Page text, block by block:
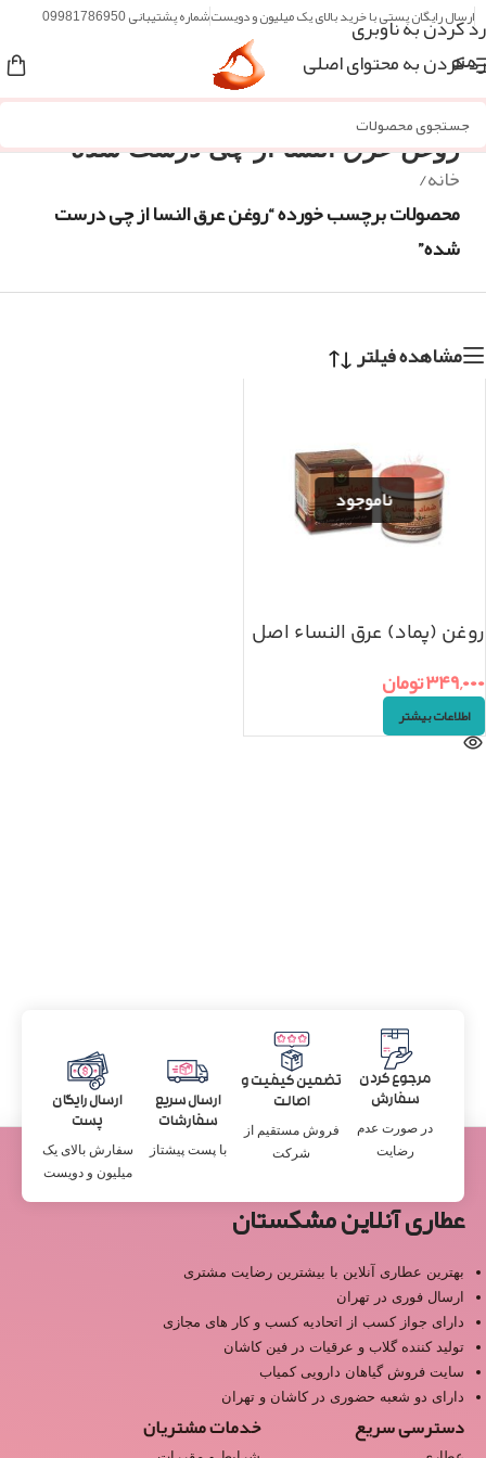
رد کردن به ناوبری
رد کردن به محتوای اصلی
ارسال رایگان پستی با خرید بالای یک میلیون و دویستشماره پشتیبانی 09981786950
منو
روغن عرق النسا از چی درست شده
خانه/
محصولات برچسب خورده “روغن عرق النسا از چی درست
شده”
مشاهده فیلتر
روغن (پماد) عرق النساء اصل
۳۴۹,۰۰۰تومان
اطلاعات بیشتر
مرجوع کردن
سفارش
در صورت عدم
رضایت
تضمین کیفیت و
اصالت
فروش مستقیم از
شرکت
ارسال سریع
سفارشات
با پست پیشتاز
ارسال رایگان
پست
سفارش بالای یک
میلیون و دویست
عطاری آنلاین مشکستان
بهترین عطاری آنلاین با بیشترین رضایت مشتری
ارسال فوری در تهران
دارای جواز کسب از اتحادیه کسب و کار های مجازی
تولید کننده گلاب و عرقیات در فین کاشان
سایت فروش گیاهان دارویی کمیاب
دارای دو شعبه حضوری در کاشان و تهران
دسترسی سریع خدمات مشتریان